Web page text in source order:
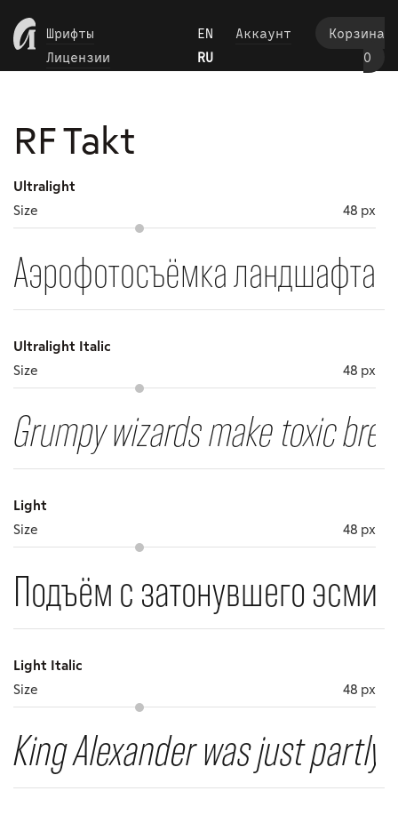
Шрифты
Лицензии
EN
RU
Аккаунт
Корзина
0
RF Takt
Ultralight
Size
48 px
Аэрофотосъёмка ландшафта
Ultralight Italic
Size
48 px
Grumpy wizards make toxic
Light
Size
48 px
Подъём с затонувшего
Light Italic
Size
48 px
King Alexander was just